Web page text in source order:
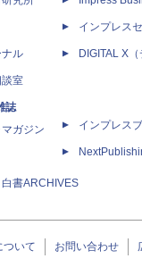
ナル
室
誌
ガジン
書ARCHIVES
インプレス
DIGITAL X
インプレス
ついて お問い合わせ